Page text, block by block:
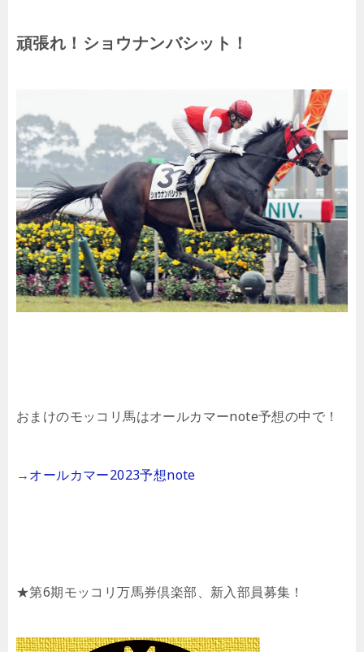
頑張れ！ショウナンバシット！
おまけのモッコリ馬はオールカマーnote予想の中で！
→オールカマー2023予想note
★第6期モッコリ万馬券倶楽部、新入部員募集！